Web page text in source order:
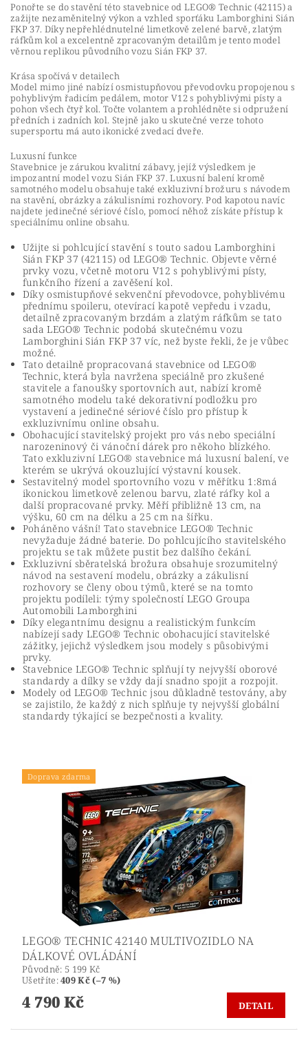
Ponořte se do stavění této stavebnice od LEGO® Technic (42115) a
zažijte nezaměnitelný výkon a vzhled sporťáku Lamborghini Sián
FKP 37. Díky nepřehlédnutelné limetkově zelené barvě, zlatým
ráfkům kol a excelentně zpracovaným detailům je tento model
věrnou replikou původního vozu Sián FKP 37.
Krása spočívá v detailech
Model mimo jiné nabízí osmistupňovou převodovku propojenou s
pohyblivým řadicím pedálem, motor V12 s pohyblivými písty a
pohon všech čtyř kol. Točte volantem a prohlédněte si odpružení
předních i zadních kol. Stejně jako u skutečné verze tohoto
supersportu má auto ikonické zvedací dveře.
Luxusní funkce
Stavebnice je zárukou kvalitní zábavy, jejíž výsledkem je
impozantní model vozu Sián FKP 37. Luxusní balení kromě
samotného modelu obsahuje také exkluzivní brožuru s návodem
na stavění, obrázky a zákulisními rozhovory. Pod kapotou navíc
najdete jedinečné sériové číslo, pomocí něhož získáte přístup k
speciálnímu online obsahu.
Užijte si pohlcující stavění s touto sadou Lamborghini
Sián FKP 37 (42115) od LEGO® Technic. Objevte věrné
prvky vozu, včetně motoru V12 s pohyblivými písty,
funkčního řízení a zavěšení kol.
Díky osmistupňové sekvenční převodovce, pohyblivému
přednímu spoileru, otevírací kapotě vepředu i vzadu,
detailně zpracovaným brzdám a zlatým ráfkům se tato
sada LEGO® Technic podobá skutečnému vozu
Lamborghini Sián FKP 37 víc, než byste řekli, že je vůbec
možné.
Tato detailně propracovaná stavebnice od LEGO®
Technic, která byla navržena speciálně pro zkušené
stavitele a fanoušky sportovních aut, nabízí kromě
samotného modelu také dekorativní podložku pro
vystavení a jedinečné sériové číslo pro přístup k
exkluzivnímu online obsahu.
Obohacující stavitelský projekt pro vás nebo speciální
narozeninový či vánoční dárek pro někoho blízkého.
Tato exkluzivní LEGO® stavebnice má luxusní balení, ve
kterém se ukrývá okouzlující výstavní kousek.
Sestavitelný model sportovního vozu v měřítku 1:8má
ikonickou limetkově zelenou barvu, zlaté ráfky kol a
další propracované prvky. Měří přibližně 13 cm, na
výšku, 60 cm na délku a 25 cm na šířku.
Poháněno vášní! Tato stavebnice LEGO® Technic
nevyžaduje žádné baterie. Do pohlcujícího stavitelského
projektu se tak můžete pustit bez dalšího čekání.
Exkluzivní sběratelská brožura obsahuje srozumitelný
návod na sestavení modelu, obrázky a zákulisní
rozhovory se členy obou týmů, které se na tomto
projektu podíleli: týmy společností LEGO Groupa
Automobili Lamborghini
Díky elegantnímu designu a realistickým funkcím
nabízejí sady LEGO® Technic obohacující stavitelské
zážitky, jejichž výsledkem jsou modely s působivými
prvky.
Stavebnice LEGO® Technic splňují ty nejvyšší oborové
standardy a dílky se vždy dají snadno spojit a rozpojit.
Modely od LEGO® Technic jsou důkladně testovány, aby
se zajistilo, že každý z nich splňuje ty nejvyšší globální
standardy týkající se bezpečnosti a kvality.
Doprava zdarma
LEGO® TECHNIC 42140 MULTIVOZIDLO NA
DÁLKOVÉ OVLÁDÁNÍ
Původně: 5 199 Kč
Ušetříte:409 Kč (–7 %)
4 790 Kč DETAIL